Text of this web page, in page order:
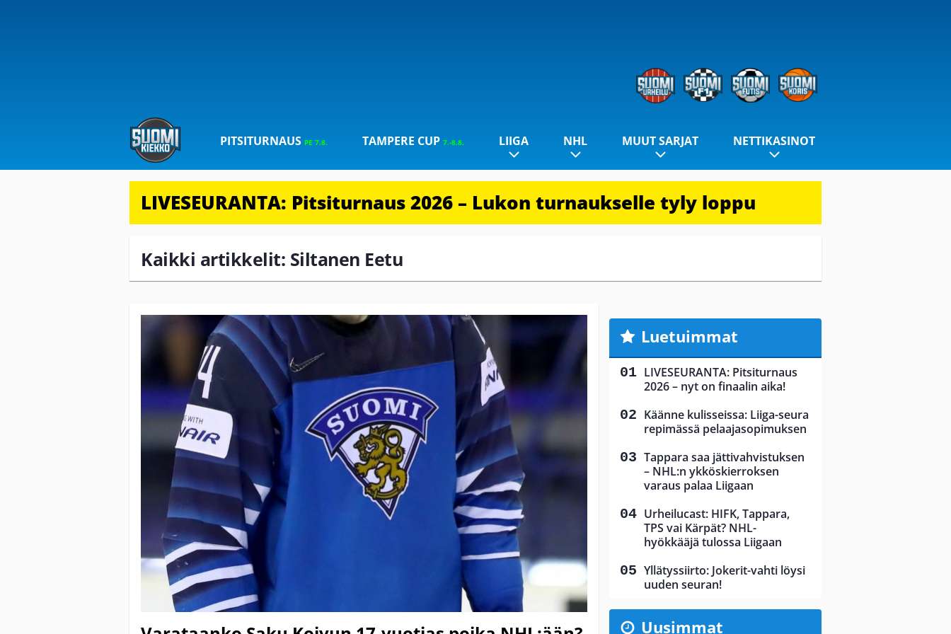
PITSITURNAUS PE 7.8. TAMPERE CUP 7.-8.8. LIIGA NHL MUUT SARJAT NETTIKASINOT
LIVESEURANTA: Pitsiturnaus 2026 – Lukon turnaukselle tyly loppu
Kaikki artikkelit: Siltanen Eetu
Luetuimmat
LIVESEURANTA: Pitsiturnaus
2026 – nyt on finaalin aika!
Käänne kulisseissa: Liiga-seura
repimässä pelaajasopimuksen
Tappara saa jättivahvistuksen
– NHL:n ykköskierroksen
varaus palaa Liigaan
Urheilucast: HIFK, Tappara,
TPS vai Kärpät? NHL-
hyökkääjä tulossa Liigaan
Yllätyssiirto: Jokerit-vahti löysi
uuden seuran!
Uusimmat